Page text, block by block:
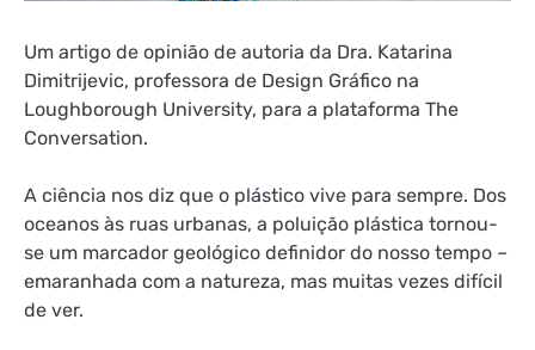
Um artigo de opinião de autoria da Dra. Katarina
Dimitrijevic, professora de Design Gráfico na
Loughborough University, para a plataforma The
Conversation.
A ciência nos diz que o plástico vive para sempre. Dos
oceanos às ruas urbanas, a poluição plástica tornou-
se um marcador geológico definidor do nosso tempo –
emaranhada com a natureza, mas muitas vezes difícil
de ver.